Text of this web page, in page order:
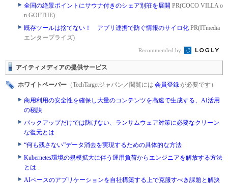
全国の絶景ポイントにサウナ付きのシェア別荘を展開 PR(COCO VILLA o
n GOETHE)
既存ツールは捨てない！ アプリ連携で防ぐ情報のサイロ化 PR(ITmedia
エンタープライズ)
Recommended by
アイティメディアの提供サービス
ホワイトペーパー （TechTargetジャパン／閲覧には 会員登録が必要です）
商用利用の安全性を確保し大量のコンテンツを高速で生成する、AI活用
の秘訣
バックアップだけでは防げない、ランサムウェア対策に必要なクリーン
な復元とは
“何も残さない”データ消去を実現するための具体的な方法
Kubernetes環境の規模拡大に伴う運用負荷からエンジニアを解放する方法
とは...
AIベースのアプリケーションを自社構築する上で克服すべき課題と解決